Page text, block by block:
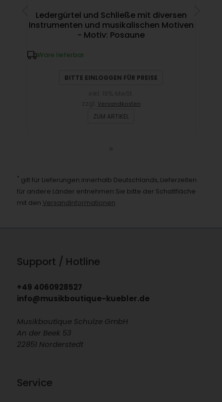
Ledergürtel und Schließe mit diversen
Instrumenten und musikalischen Motiven
- Motiv: Posaune
Ware lieferbar
BITTE EINLOGGEN FÜR PREISE
Versandkosten
ZUM ARTIKEL
* gilt für Lieferungen innerhalb Deutschlands, Lieferzeiten
für andere Länder entnehmen Sie bitte der Schaltfläche
mit den Versandinformationen
Support / Hotline
+49 4060928527
info@musikboutique-kuebler.de
Musikboutique Schulze GmbH
An der Beek 53
22851 Norderstedt
Service